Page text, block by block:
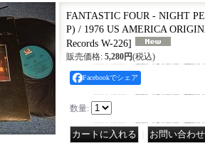
FANTASTIC FOUR - NIGHT
P) / 1976 US AMERICA
Records W-226]
販売価格: 5,280円(税込)
Facebookでシェア
数量: